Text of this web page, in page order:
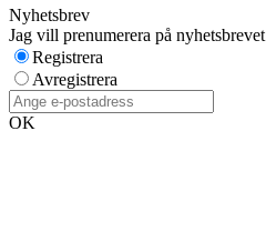
Nyhetsbrev
Jag vill prenumerera på nyhetsbrevet
Registrera
Avregistrera
OK